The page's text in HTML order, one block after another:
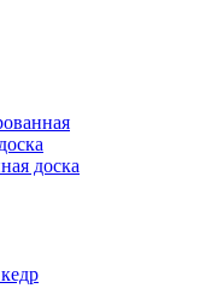
доска